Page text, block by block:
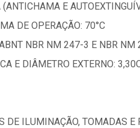
E
DE OPERAÇÃO: 70°C
NBR NM 247-3 E NBR NM
E DIÂMETRO EXTERNO:
DE ILUMINAÇÃO, TOMADAS E